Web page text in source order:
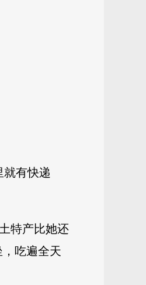
有快递
特产比她还
吃遍全天